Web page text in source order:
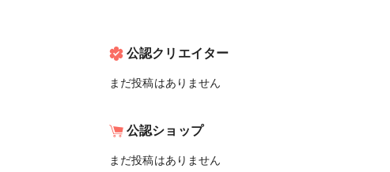
公認クリエイター
まだ投稿はありません
公認ショップ
まだ投稿はありません